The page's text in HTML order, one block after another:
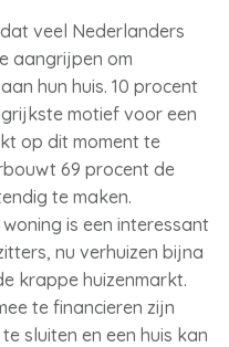
veel Nederlanders
aangrijpen om
hun huis. 10 procent
motief voor een
op dit moment te
69 procent de
te maken.
is een interessant
nu verhuizen bijna
krappe huizenmarkt.
te financieren zijn
sluiten en een huis kan